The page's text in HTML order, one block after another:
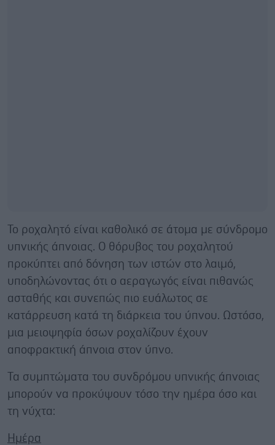
Το ροχαλητό είναι καθολικό σε άτομα με σύνδρομο
υπνικής άπνοιας. Ο θόρυβος του ροχαλητού
προκύπτει από δόνηση των ιστών στο λαιμό,
υποδηλώνοντας ότι ο αεραγωγός είναι πιθανώς
ασταθής και συνεπώς πιο ευάλωτος σε
κατάρρευση κατά τη διάρκεια του ύπνου. Ωστόσο,
μια μειοψηφία όσων ροχαλίζουν έχουν
αποφρακτική άπνοια στον ύπνο.
Τα συμπτώματα του συνδρόμου υπνικής άπνοιας
μπορούν να προκύψουν τόσο την ημέρα όσο και
τη νύχτα:
Ημέρα